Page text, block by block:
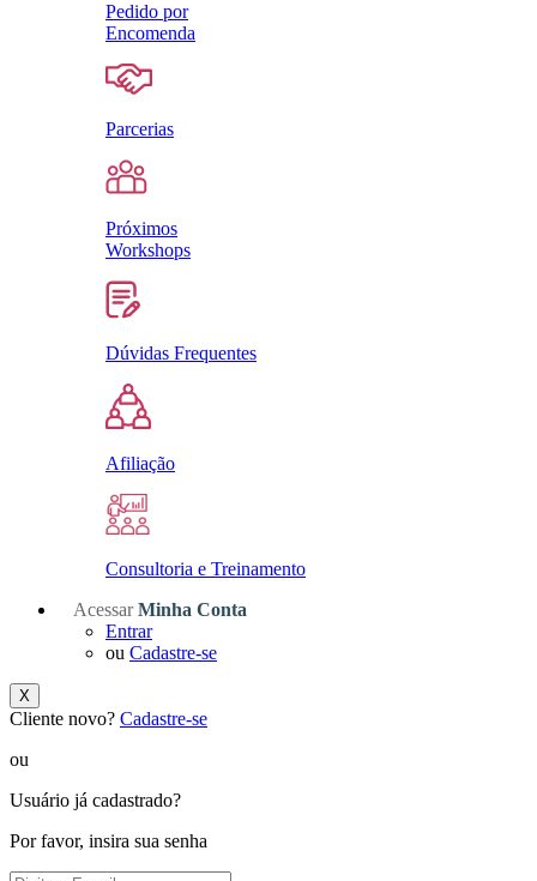
Pedido por
Encomenda
Parcerias
Próximos
Workshops
Dúvidas Frequentes
Afiliação
Consultoria e Treinamento
Acessar Minha Conta
Entrar
ou Cadastre-se
X
Cliente novo? Cadastre-se
ou
Usuário já cadastrado?
Por favor, insira sua senha